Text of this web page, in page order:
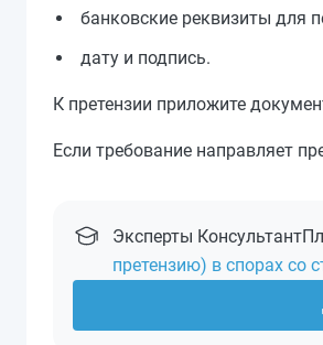
банковские реквизиты для
дату и подпись.
К претензии приложите
Если требование направляет
Эксперты
претензию) в спорах со